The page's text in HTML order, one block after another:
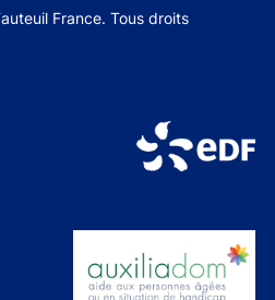
France. Tous droits